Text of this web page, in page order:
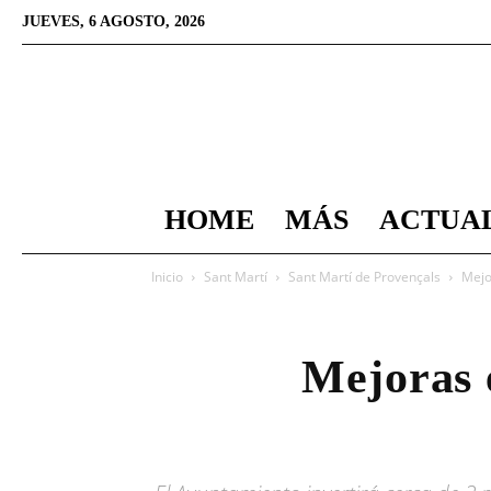
JUEVES, 6 AGOSTO, 2026
HOME MÁS
Inicio Sant Martí Sant Martí de Provençals
Mejoras